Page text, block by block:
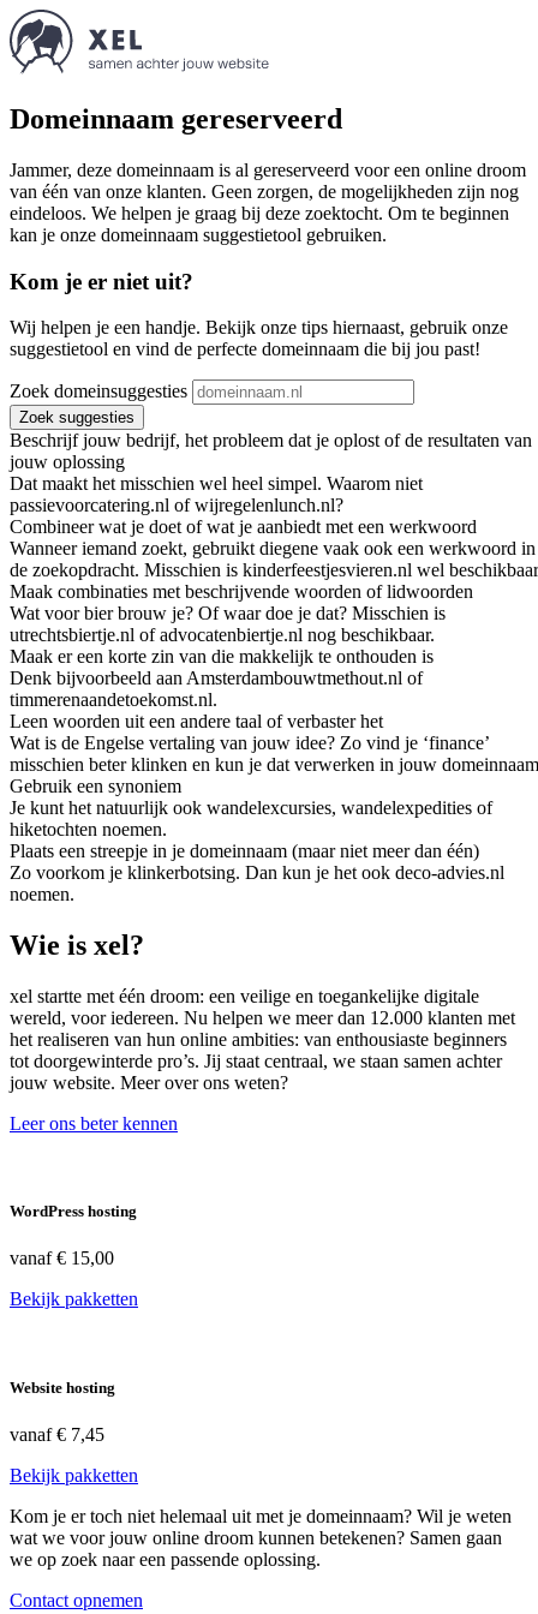
Domeinnaam gereserveerd
Jammer, deze domeinnaam is al gereserveerd voor een online droom
van één van onze klanten. Geen zorgen, de mogelijkheden zijn nog
eindeloos. We helpen je graag bij deze zoektocht. Om te beginnen
kan je onze domeinnaam suggestietool gebruiken.
Kom je er niet uit?
Wij helpen je een handje. Bekijk onze tips hiernaast, gebruik onze
suggestietool en vind de perfecte domeinnaam die bij jou past!
Zoek domeinsuggesties
Zoek suggesties
Beschrijf jouw bedrijf, het probleem dat je oplost of de resultaten van
jouw oplossing
Dat maakt het misschien wel heel simpel. Waarom niet
passievoorcatering.nl of wijregelenlunch.nl?
Combineer wat je doet of wat je aanbiedt met een werkwoord
Wanneer iemand zoekt, gebruikt diegene vaak ook een werkwoord in
de zoekopdracht. Misschien is kinderfeestjesvieren.nl wel
Maak combinaties met beschrijvende woorden of lidwoorden
Wat voor bier brouw je? Of waar doe je dat? Misschien is
utrechtsbiertje.nl of advocatenbiertje.nl nog beschikbaar.
Maak er een korte zin van die makkelijk te onthouden is
Denk bijvoorbeeld aan Amsterdambouwtmethout.nl of
timmerenaandetoekomst.nl.
Leen woorden uit een andere taal of verbaster het
Wat is de Engelse vertaling van jouw idee? Zo vind je ‘finance’
misschien beter klinken en kun je dat verwerken in jouw
Gebruik een synoniem
Je kunt het natuurlijk ook wandelexcursies, wandelexpedities of
hiketochten noemen.
Plaats een streepje in je domeinnaam (maar niet meer dan één)
Zo voorkom je klinkerbotsing. Dan kun je het ook deco-advies.nl
noemen.
Wie is xel?
xel startte met één droom: een veilige en toegankelijke digitale
wereld, voor iedereen. Nu helpen we meer dan 12.000 klanten met
het realiseren van hun online ambities: van enthousiaste beginners
tot doorgewinterde pro’s. Jij staat centraal, we staan samen achter
jouw website. Meer over ons weten?
Leer ons beter kennen
WordPress hosting
vanaf€ 15,00
Bekijk pakketten
Website hosting
vanaf€ 7,45
Bekijk pakketten
Kom je er toch niet helemaal uit met je domeinnaam? Wil je weten
wat we voor jouw online droom kunnen betekenen? Samen gaan
we op zoek naar een passende oplossing.
Contact opnemen